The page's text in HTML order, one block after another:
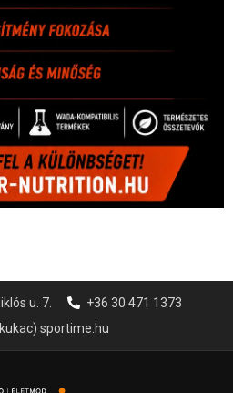
u. 7.
+36 30 471 1373
sportime.hu